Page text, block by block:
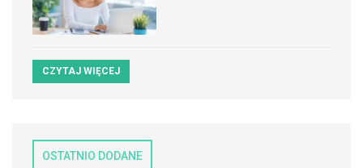
CZYTAJ WIĘCEJ
OSTATNIO DODANE